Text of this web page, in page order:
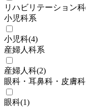
リハビリテーション科
小児科系
小児科(4)
産婦人科系
産婦人科(2)
眼科・耳鼻科・皮膚
眼科(1)